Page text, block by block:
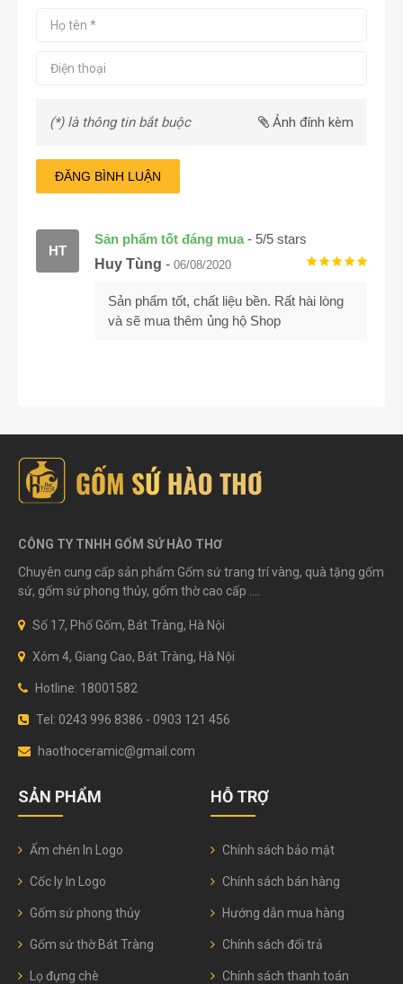
(*) là thông tin bắt buộc Ảnh đính kèm
ĐĂNG BÌNH LUẬN
Sản phẩm tốt đáng mua- 5/5 stars
HT
Huy Tùng - 06/08/2020
Sản phẩm tốt, chất liệu bền. Rất hài lòng
và sẽ mua thêm ủng hộ Shop
CÔNG TY TNHH GỐM SỨ HÀO THƠ
Chuyên cung cấp sản phẩm Gốm sứ trang trí vàng, quà tặng gốm
sứ, gốm sứ phong thủy, gốm thờ cao cấp ....
Số 17, Phố Gốm, Bát Tràng, Hà Nội
Xóm 4, Giang Cao, Bát Tràng, Hà Nội
Hotline: 18001582
Tel: 0243 996 8386 - 0903 121 456
haothoceramic@gmail.com
SẢN PHẨM
Ấm chén In Logo
Cốc ly In Logo
Gốm sứ phong thủy
Gốm sứ thờ Bát Tràng
Lọ đựng chè
HỖ TRỢ
Chính sách bảo mật
Chính sách bán hàng
Hướng dẫn mua hàng
Chính sách đổi trả
Chính sách thanh toán